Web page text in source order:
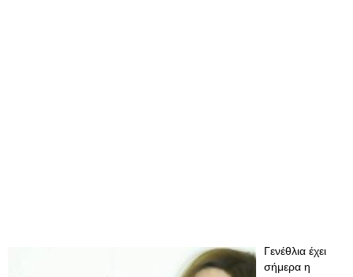
​Γενέθλια έχει
σήμερα η